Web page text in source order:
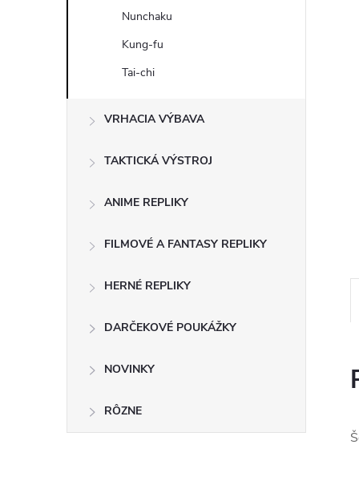
Nunchaku
Kung-fu
Tai-chi
VRHACIA VÝBAVA
TAKTICKÁ VÝSTROJ
ANIME REPLIKY
FILMOVÉ A FANTASY REPLIKY
HERNÉ REPLIKY
DARČEKOVÉ POUKÁŽKY
NOVINKY
RÔZNE